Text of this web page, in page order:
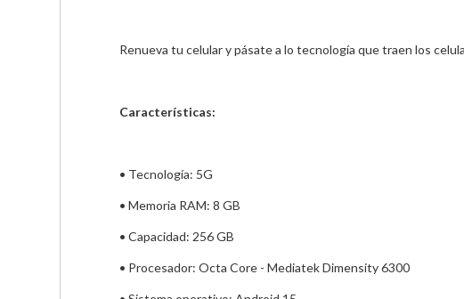
Renueva tu celular y pásate a lo tecnología que traen los
Características:
• Tecnología: 5G
• Memoria RAM: 8 GB
• Capacidad: 256 GB
• Procesador: Octa Core - Mediatek Dimensity 6300